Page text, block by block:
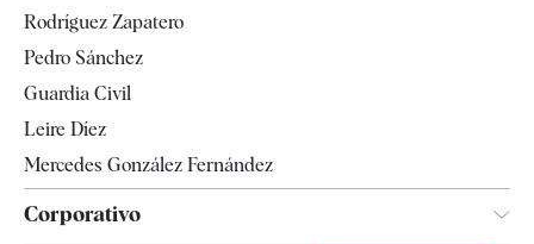
Televisión
Rodríguez Zapatero
Pedro Sánchez
Guardia Civil
Leire Díez
Mercedes González Fernández
Corporativo